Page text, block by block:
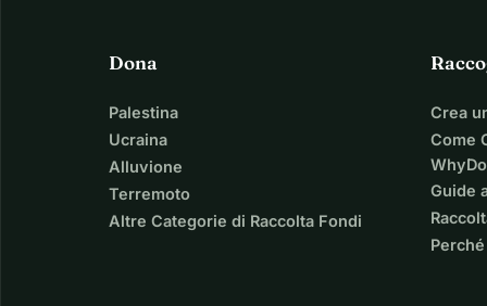
Dona
Palestina
Ucraina
Alluvione
Terremoto
Altre Categorie di Raccolta Fondi
Crea
Come
Guide